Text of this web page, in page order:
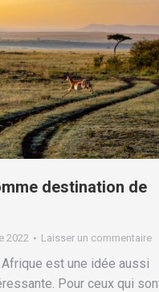
destination de
2022 Laisser un commentaire
est une idée aussi
Pour ceux qui